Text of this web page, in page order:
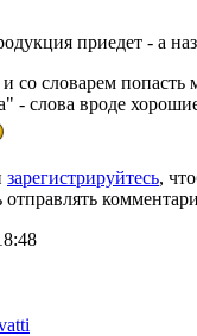
приедет - а
со словарем
- слова вроде
зарегистрируйтесь,